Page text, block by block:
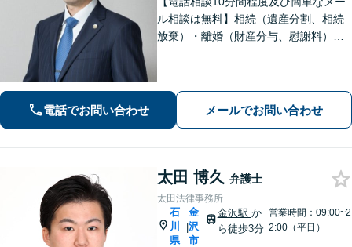
ル相談は無料】相続（遺産分割、相続
放棄）・離婚（財産分与、慰謝料）・
やすい言葉での説明を心がけていま
す。
電話でお問い合わせ メールでお問い合わせ
太田 博久 弁護士
太田法律事務所
石
川
県
|
金
沢
市
金沢駅 か
ら徒歩3分
営業時間：09:00~2
2:00（平日）